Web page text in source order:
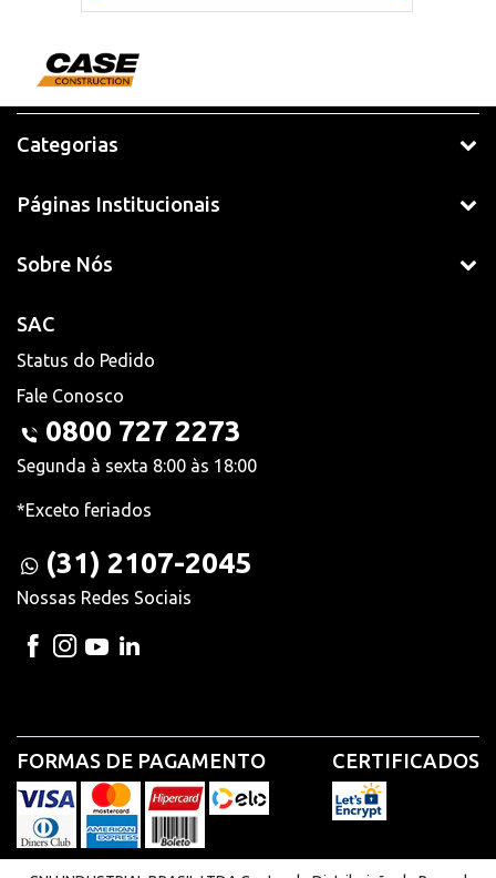
Categorias
Páginas Institucionais
Sobre Nós
SAC
Status do Pedido
Fale Conosco
0800 727 2273
Segunda à sexta 8:00 às 18:00
*Exceto feriados
(31) 2107-2045
Nossas Redes Sociais
FORMAS DE PAGAMENTO CERTIFICADOS